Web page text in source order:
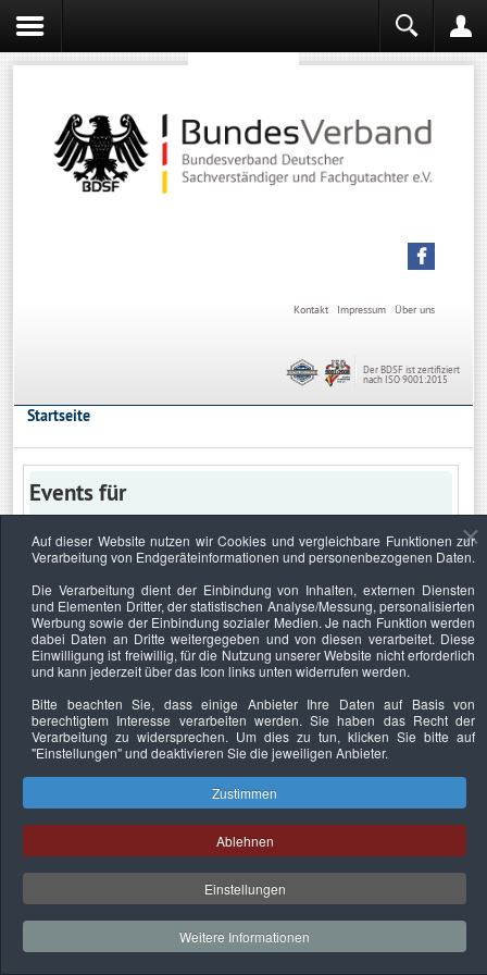
Über uns
Impressum
Kontakt
Der BDSF ist zertifiziert
nach ISO 9001:2015
Startseite
Events für
Keine Termine
Datenschutzerklärung Urheberrechtsnachweise Nachhaltigkeit
Copyright © 2026. Bundesverband Deutscher
Sachverständiger und Fachgutachter e.V..
Auf dieser Website nutzen wir Cookies und vergleichbare Funktionen zur
Verarbeitung von Endgeräteinformationen und personenbezogenen Daten.
Die Verarbeitung dient der Einbindung von Inhalten, externen Diensten
und Elementen Dritter, der statistischen Analyse/Messung, personalisierten
Werbung sowie der Einbindung sozialer Medien. Je nach Funktion werden
dabei Daten an Dritte weitergegeben und von diesen verarbeitet. Diese
Einwilligung ist freiwillig, für die Nutzung unserer Website nicht erforderlich
und kann jederzeit über das Icon links unten widerrufen werden.
Bitte beachten Sie, dass einige Anbieter Ihre Daten auf Basis von
berechtigtem Interesse verarbeiten werden. Sie haben das Recht der
Verarbeitung zu widersprechen. Um dies zu tun, klicken Sie bitte auf
"Einstellungen"und deaktivieren Sie die jeweiligen Anbieter.
Zustimmen
Ablehnen
Einstellungen
Weitere Informationen